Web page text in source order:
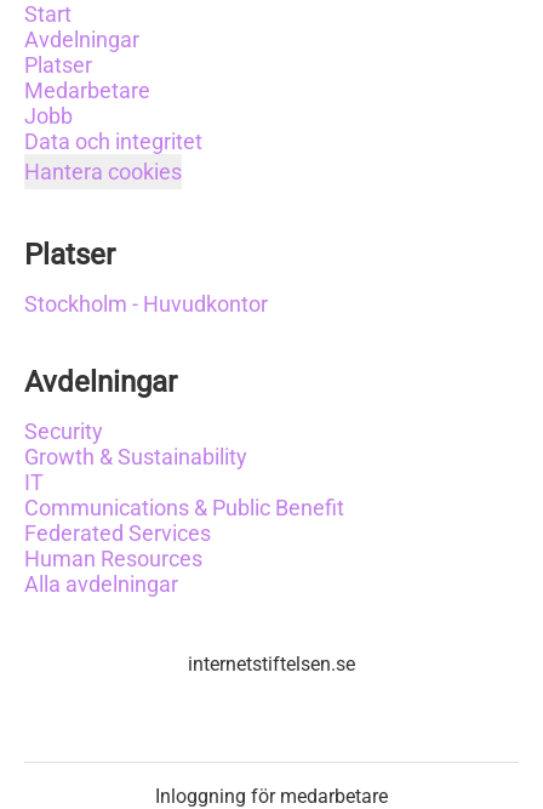
Start
Avdelningar
Platser
Medarbetare
Jobb
Data och integritet
Hantera cookies
Platser
Stockholm - Huvudkontor
Avdelningar
Security
Growth & Sustainability
IT
Communications & Public Benefit
Federated Services
Human Resources
Alla avdelningar
internetstiftelsen.se
Inloggning för medarbetare